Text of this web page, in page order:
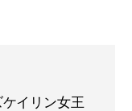
イリン女王